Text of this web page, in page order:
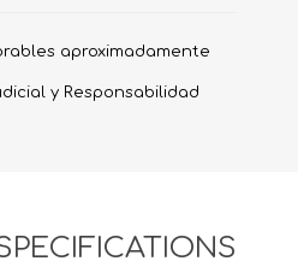
aproximadamente
y Responsabilidad